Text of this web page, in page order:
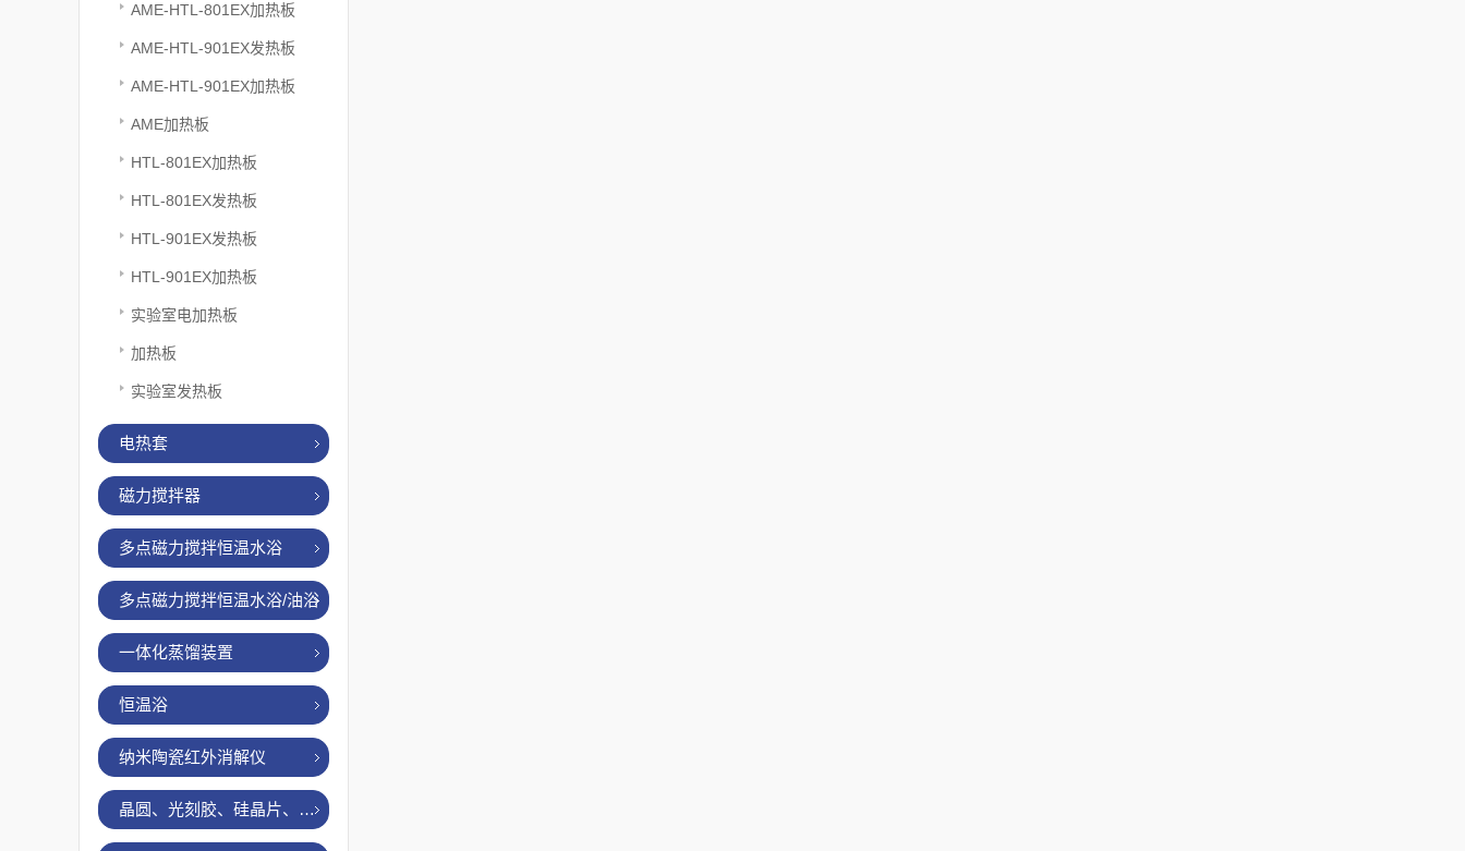
AME-HTL-801EX加热板
AME-HTL-901EX发热板
AME-HTL-901EX加热板
AME加热板
HTL-801EX加热板
HTL-801EX发热板
HTL-901EX发热板
HTL-901EX加热板
实验室电加热板
加热板
实验室发热板
电热套
磁力搅拌器
多点磁力搅拌恒温水浴
多点磁力搅拌恒温水浴/油浴
一体化蒸馏装置
恒温浴
纳米陶瓷红外消解仪
晶圆、光刻胶、硅晶片、烤胶机